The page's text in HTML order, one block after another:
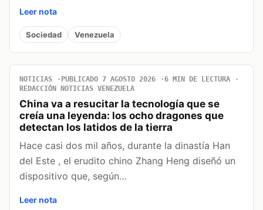
Leer nota
Sociedad Venezuela
NOTICIAS PUBLICADO 7 AGOSTO 2026
6 MIN DE LECTURA
REDACCIÓN NOTICIAS VENEZUELA
China va a resucitar la tecnología que se
creía una leyenda: los ocho dragones que
detectan los latidos de la tierra
Hace casi dos mil años, durante la dinastía Han
del Este , el erudito chino Zhang Heng diseñó un
dispositivo que, según…
Leer nota